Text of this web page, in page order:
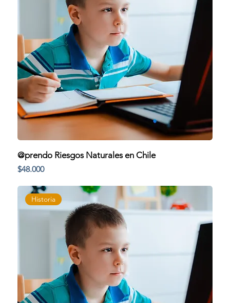
@prendo Riesgos Naturales en Chile
Precio
$48.000
Historia